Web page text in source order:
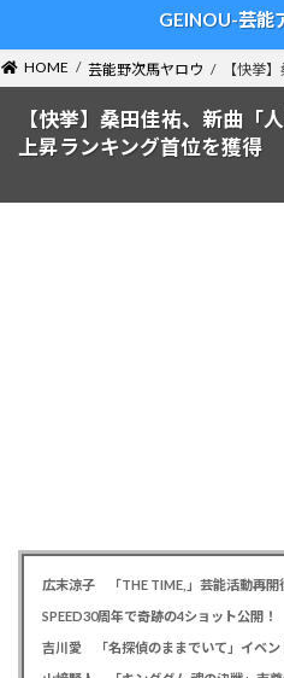
ン
ツ
ー
シ
GEINOU-芸能
HOME 芸能野次馬ヤロウ 【快挙
【快挙】桑田佳祐、新曲「
上昇ランキング首位を獲得
SPEED30周年で奇跡の4ショット公開！